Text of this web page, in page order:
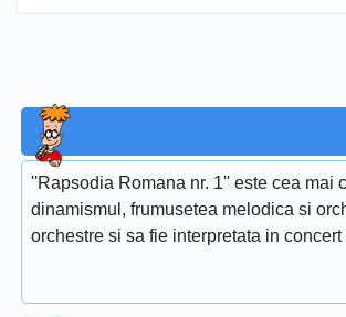
''Rapsodia Romana nr. 1'' este cea mai
dinamismul, frumusetea melodica si
orchestre si sa fie interpretata in